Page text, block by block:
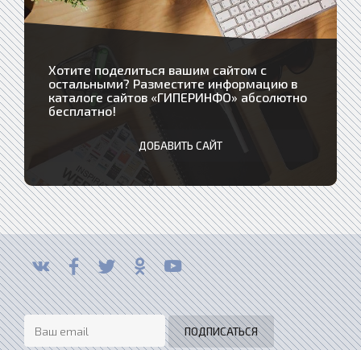
Хотите поделиться вашим сайтом с
остальными? Разместите информацию в
каталоге сайтов «ГИПЕРИНФО» абсолютно
бесплатно!
ДОБАВИТЬ САЙТ